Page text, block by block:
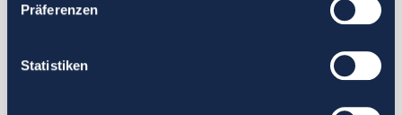
Präferenzen
Statistiken